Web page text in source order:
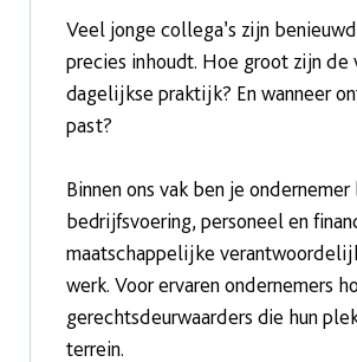
Veel jonge collega’s zijn
precies inhoudt. Hoe groot zijn
dagelijkse praktijk? En wanneer
past?
Binnen ons vak ben je
bedrijfsvoering, personeel en
maatschappelijke
werk. Voor ervaren ondernemers
gerechtsdeurwaarders die hun
terrein.